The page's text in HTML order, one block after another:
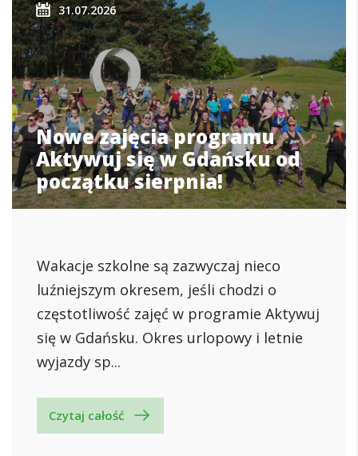
31.07.2026
Nowe zajęcia programu
Aktywuj się w Gdańsku od
początku sierpnia!
Wakacje szkolne są zazwyczaj nieco
luźniejszym okresem, jeśli chodzi o
częstotliwość zajęć w programie Aktywuj
się w Gdańsku. Okres urlopowy i letnie
wyjazdy sp...
Czytaj całość